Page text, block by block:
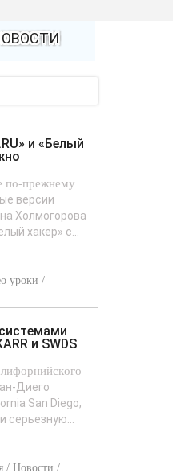
по-прежнему
версии
Холмогорова
хакер» с...
уроки /
и SWDS
Диего
San Diego,
серьезную...
/ Новости /